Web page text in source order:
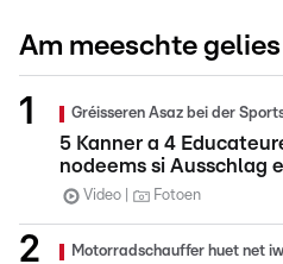
Am meeschte gelies
Gréisseren Asaz bei der
5 Kanner a 4
nodeems si Ausschlag
Video Fotoen
Motorradschauffer huet net